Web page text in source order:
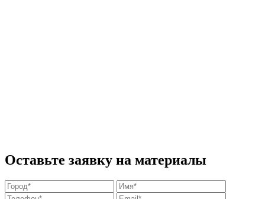
Оставьте заявку на материалы